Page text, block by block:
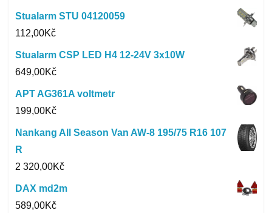
Stualarm STU 04120059
112,00Kč
Stualarm CSP LED H4 12-24V 3x10W
649,00Kč
APT AG361A voltmetr
199,00Kč
Nankang All Season Van AW-8 195/75 R16 107
R
2 320,00Kč
DAX md2m
589,00Kč